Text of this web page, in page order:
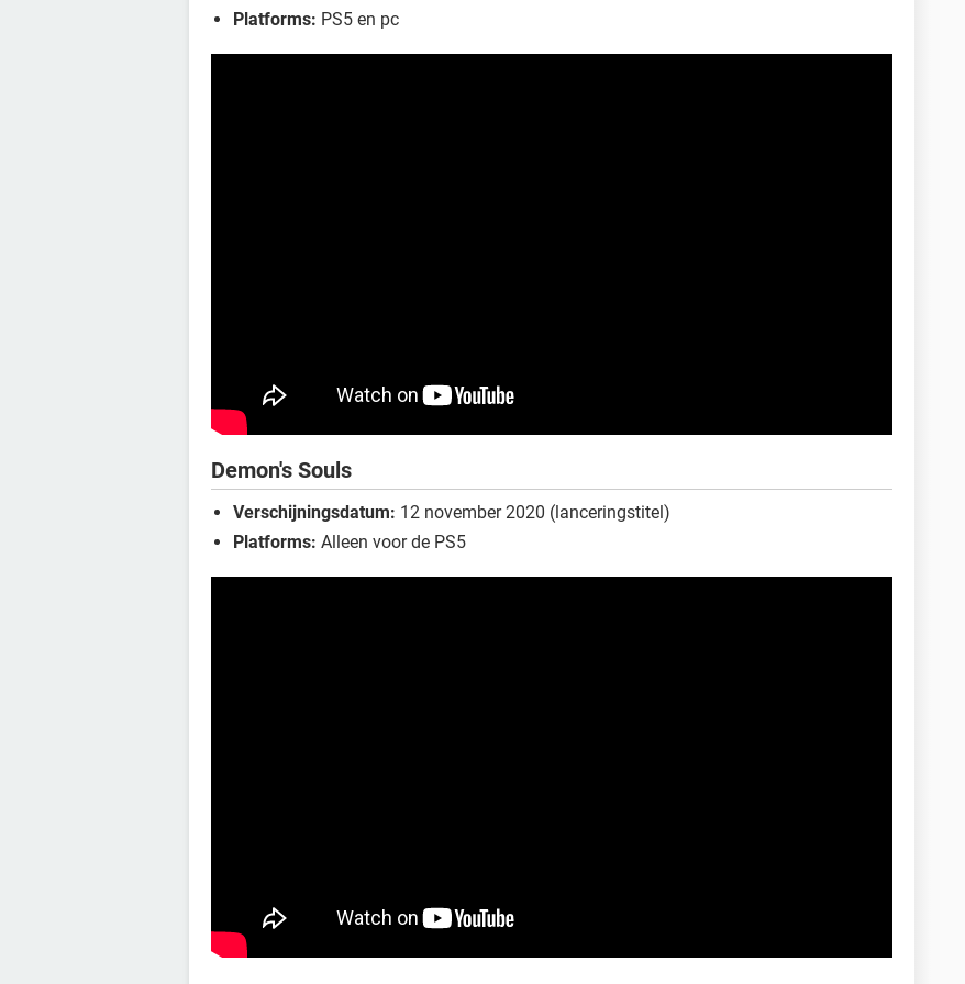
Platforms: PS5 en pc
Demon's Souls
Verschijningsdatum: 12 november 2020 (lanceringstitel)
Platforms: Alleen voor de PS5